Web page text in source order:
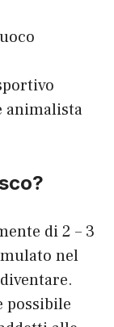
animalista
di 2 – 3
nel
possibile